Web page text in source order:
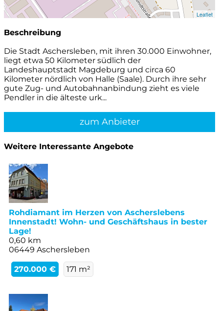
Leaflet
Beschreibung
Die Stadt Aschersleben, mit ihren 30.000 Einwohner,
liegt etwa 50 Kilometer südlich der
Landeshauptstadt Magdeburg und circa 60
Kilometer nördlich von Halle (Saale). Durch ihre sehr
gute Zug- und Autobahnanbindung zieht es viele
Pendler in die älteste urk...
zum Anbieter
Weitere Interessante Angebote
Rohdiamant im Herzen von Ascherslebens
Innenstadt! Wohn- und Geschäftshaus in bester
Lage!
0,60 km
06449 Aschersleben
270.000 € 171 m²